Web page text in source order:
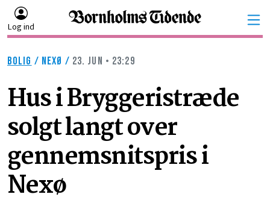
Log ind
BOLIG / NEXØ / 23. JUN • 23:29
Hus i Bryggeristræde
solgt langt over
gennemsnitspris i
Nexø